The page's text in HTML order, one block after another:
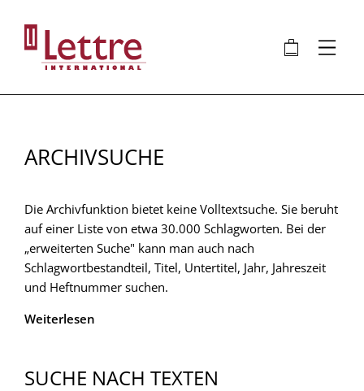
Inhalt
🛍 ⋮
ARCHIVSUCHE
Die Archivfunktion bietet keine Volltextsuche. Sie beruht
auf einer Liste von etwa 30.000 Schlagworten. Bei der
„erweiterten Suche" kann man auch nach
Schlagwortbestandteil, Titel, Untertitel, Jahr, Jahreszeit
und Heftnummer suchen.
Weiterlesen
SUCHE NACH TEXTEN